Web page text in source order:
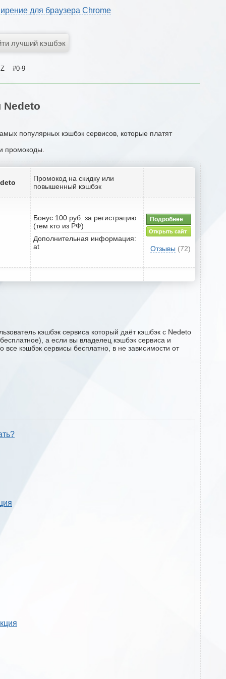
для браузера Chrome
Z #0-9
популярных кэшбэк сервисов, которые платят
промокоды.
Промокод на скидку или
повышенный кэшбэк
Бонус 100 руб. за регистрацию
(тем кто из РФ)
Дополнительная информация:
at
Подробнее
Открыть сайт
Отзывы (72)
кэшбэк сервиса который даёт кэшбэк с Nedeto
а если вы владелец кэшбэк сервиса и
кэшбэк сервисы бесплатно, в не зависимости от